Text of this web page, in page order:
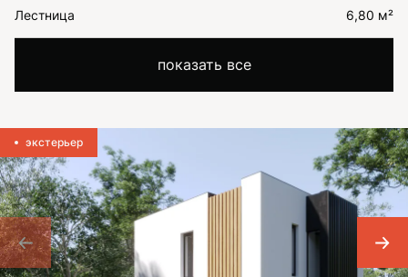
Лестница 6,80 м²
показать все
экстерьер